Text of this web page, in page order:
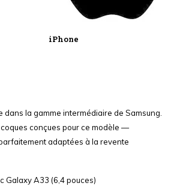
iPhone
dans la gamme intermédiaire de Samsung.
conçues pour ce modèle —
adaptées à la revente
Galaxy A33 (6,4 pouces)